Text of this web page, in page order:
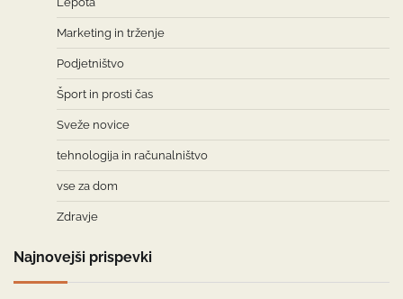
Marketing in trženje
Podjetništvo
Šport in prosti čas
Sveže novice
tehnologija in računalništvo
vse za dom
Zdravje
Najnovejši prispevki